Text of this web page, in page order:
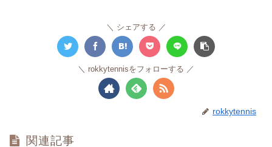
シェアする
rokkytennisをフォローする
rokkytennis
関連記事